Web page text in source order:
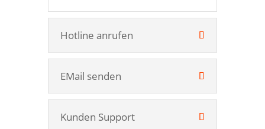
Hotline anrufen
EMail senden
Kunden Support